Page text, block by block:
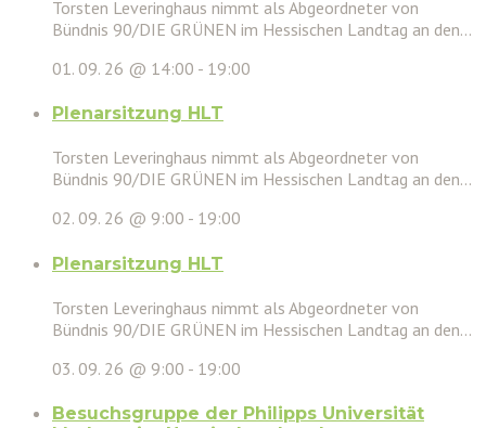
Torsten Leveringhaus nimmt als Abgeordneter von
Bündnis 90/DIE GRÜNEN im Hessischen Landtag an den...
01. 09. 26 @ 14:00 - 19:00
Plenarsitzung HLT
Torsten Leveringhaus nimmt als Abgeordneter von
Bündnis 90/DIE GRÜNEN im Hessischen Landtag an den...
02. 09. 26 @ 9:00 - 19:00
Plenarsitzung HLT
Torsten Leveringhaus nimmt als Abgeordneter von
Bündnis 90/DIE GRÜNEN im Hessischen Landtag an den...
03. 09. 26 @ 9:00 - 19:00
Besuchsgruppe der Philipps Universität